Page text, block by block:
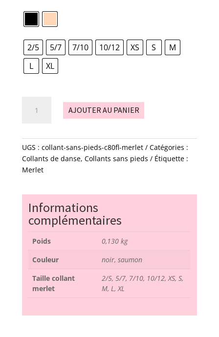
à
11,50€
2/5 5/7 7/10 10/12 XS S
M
L
XL
pieds
-
C80
Merlet
AJOUTER AU PANIER
UGS : collant-sans-pieds-c80fl-merlet
Catégories :
Collants de danse, Collants sans pieds
Étiquette :
Merlet
Informations
complémentaires
Poids
0,130 kg
Couleur
noir, saumon
Taille collant
merlet
2/5, 5/7, 7/10, 10/12, XS, S,
M, L, XL